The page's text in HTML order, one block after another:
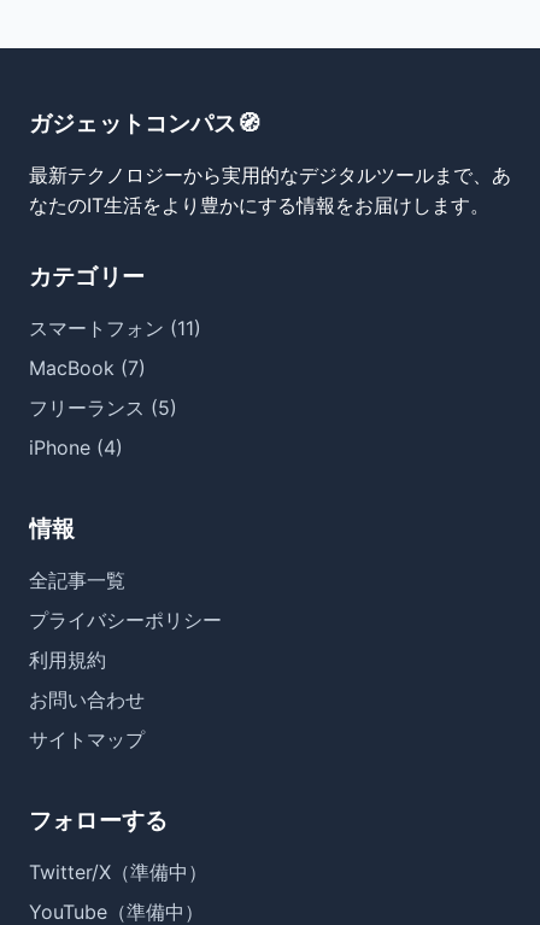
ガジェットコンパス🧭
最新テクノロジーから実用的なデジタルツールまで、あ
なたのIT生活をより豊かにする情報をお届けします。
カテゴリー
スマートフォン (11)
MacBook (7)
フリーランス (5)
iPhone (4)
情報
全記事一覧
プライバシーポリシー
利用規約
お問い合わせ
サイトマップ
フォローする
Twitter/X（準備中）
YouTube（準備中）